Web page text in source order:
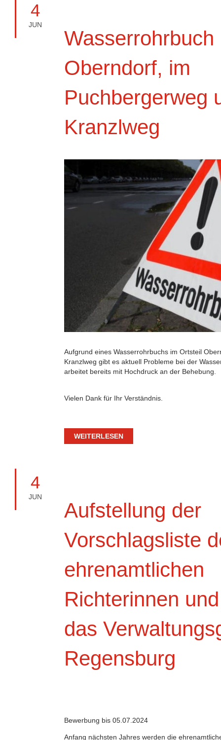
4
JUN
Oberndorf, im
Puchbergerweg
Kranzlweg
Aufgrund eines Wasserrohrbuchs im Ortsteil
Kranzlweg gibt es aktuell Probleme bei der
arbeitet bereits mit Hochdruck an der Behebung.
Vielen Dank für Ihr Verständnis.
WEITERLESEN
4
JUN
Aufstellung der
Vorschlagsliste
ehrenamtlichen
Richterinnen
das
Regensburg
Bewerbung bis 05.07.2024
Anfang nächsten Jahres werden die